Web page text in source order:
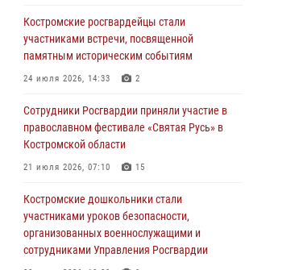
06 августа 2026, 07:50
В Костромской области продолжается
проведение акции «Каникулы с Росгвардией»
В Росгвардии по Костромской области
проходят мероприятия, посвященные 108-й
годовщине со дня рождения генерала армии
04 августа 2026, 11:35
Состоялась рабочая встреча директора
Росгвардии Героя России генерала армии
Виктора Золотова с заместителем
Костромские росгвардейцы стали
участниками встречи, посвященной
памятным историческим событиям
24 июля 2026, 14:33 2
Сотрудники Росгвардии приняли участие в
православном фестивале «Святая Русь» в
Костромской области
21 июля 2026, 07:10 15
Костромские дошкольники стали
участниками уроков безопасности,
организованных военнослужащими и
сотрудниками Управления Росгвардии